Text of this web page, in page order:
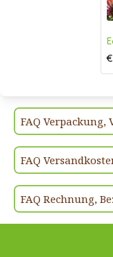
FAQ Verpackung,
FAQ
FAQ Rechnung,